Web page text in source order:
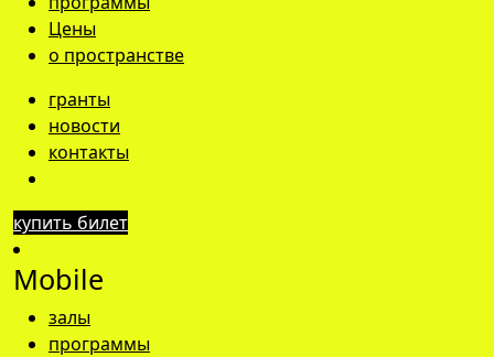
Цены
о пространстве
гранты
новости
контакты
купить билет
Mobile
залы
программы